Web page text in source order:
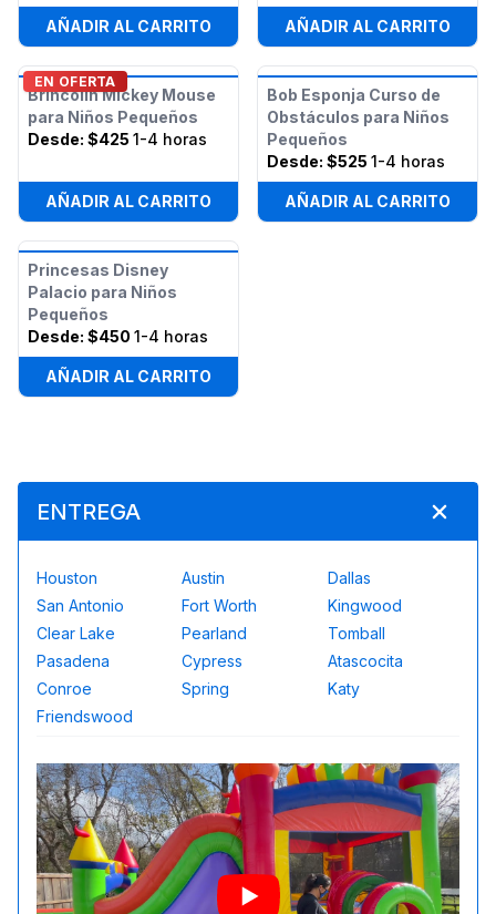
AÑADIR AL CARRITO AÑADIR AL CARRITO
EN OFERTA
Brincolín Mickey Mouse
para Niños Pequeños
Desde: $425 1-4 horas
AÑADIR AL CARRITO
Bob Esponja Curso de
Obstáculos para Niños
Pequeños
Desde: $525 1-4 horas
AÑADIR AL CARRITO
Princesas Disney
Palacio para Niños
Pequeños
Desde: $450 1-4 horas
AÑADIR AL CARRITO
ENTREGA
Houston Austin
Dallas
San Antonio
Fort Worth
Kingwood
Clear Lake
Pearland
Tomball
Pasadena
Cypress
Atascocita
Conroe
Spring
Katy
Friendswood